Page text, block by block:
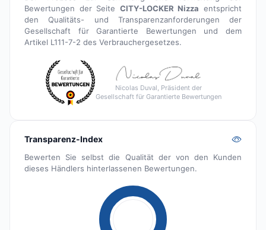
Bewertungen der Seite CITY-LOCKER Nizza entspricht
den Qualitäts- und Transparenzanforderungen der
Gesellschaft für Garantierte Bewertungen und dem
Artikel L111-7-2 des Verbrauchergesetzes.
Nicolas Duval, Präsident der
Gesellschaft für Garantierte Bewertungen
Transparenz-Index
Bewerten Sie selbst die Qualität der von den Kunden
dieses Händlers hinterlassenen Bewertungen.